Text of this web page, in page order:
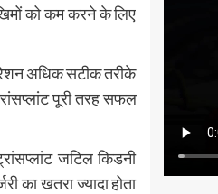
को कम करने के लिए
अधिक सटीक तरीके
पूरी तरह सफल
जटिल किडनी
का खतरा ज्यादा होता